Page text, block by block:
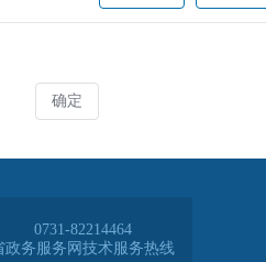
0731-82214464
政务服务网技术服务热线